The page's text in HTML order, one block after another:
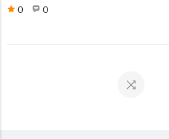
0 0